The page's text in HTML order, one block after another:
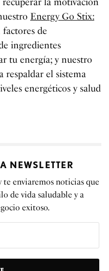
Energy Go Stix:
factores de
ingredientes
tu energía; y nuestro
respaldar el sistema
energéticos y salud
NEWSLETTER
te enviaremos noticias que
de vida saludable y a
exitoso.